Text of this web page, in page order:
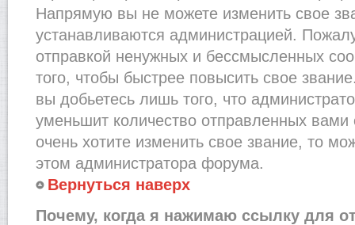
Напрямую вы не можете изменить свое
устанавливаются администрацией.
отправкой ненужных и бессмысленных
того, чтобы быстрее повысить свое
вы добьетесь лишь того, что
уменьшит количество отправленных
очень хотите изменить свое звание, то
этом администратора форума.
Вернуться наверх
Почему, когда я нажимаю ссылку для